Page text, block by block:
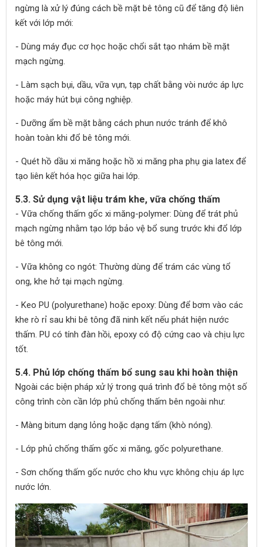
ngừng là xử lý đúng cách bề mặt bê tông cũ để tăng độ liên
kết với lớp mới:
- Dùng máy đục cơ học hoặc chổi sắt tạo nhám bề mặt
mạch ngừng.
- Làm sạch bụi, dầu, vữa vụn, tạp chất bằng vòi nước áp lực
hoặc máy hút bụi công nghiệp.
- Dưỡng ẩm bề mặt bằng cách phun nước tránh để khô
hoàn toàn khi đổ bê tông mới.
- Quét hồ dầu xi măng hoặc hồ xi măng pha phụ gia latex để
tạo liên kết hóa học giữa hai lớp.
5.3. Sử dụng vật liệu trám khe, vữa chống thấm
- Vữa chống thấm gốc xi măng-polymer: Dùng để trát phủ
mạch ngừng nhằm tạo lớp bảo vệ bổ sung trước khi đổ lớp
bê tông mới.
- Vữa không co ngót: Thường dùng để trám các vùng tổ
ong, khe hở tại mạch ngừng.
- Keo PU (polyurethane) hoặc epoxy: Dùng để bơm vào các
khe rò rỉ sau khi bê tông đã ninh kết nếu phát hiện nước
thấm. PU có tính đàn hồi, epoxy có độ cứng cao và chịu lực
tốt.
5.4. Phủ lớp chống thấm bổ sung sau khi hoàn thiện
Ngoài các biện pháp xử lý trong quá trình đổ bê tông một số
công trình còn cần lớp phủ chống thấm bên ngoài như:
- Màng bitum dạng lỏng hoặc dạng tấm (khò nóng).
- Lớp phủ chống thấm gốc xi măng, gốc polyurethane.
- Sơn chống thấm gốc nước cho khu vực không chịu áp lực
nước lớn.